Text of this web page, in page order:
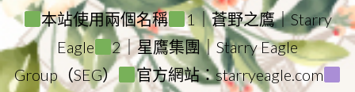
本站使用兩個名稱
1｜蒼野之鷹｜Starry
Eagle
2｜星鷹集團｜Starry Eagle
Group（SEG）
官方網站：starryeagle.com